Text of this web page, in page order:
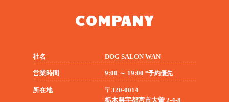
COMPANY
社名 DOG SALON WAN
営業時間 9:00 ～ 19:00 *予約優先
所在地
〒320-0014
栃木県宇都宮市大曽 2-4-8